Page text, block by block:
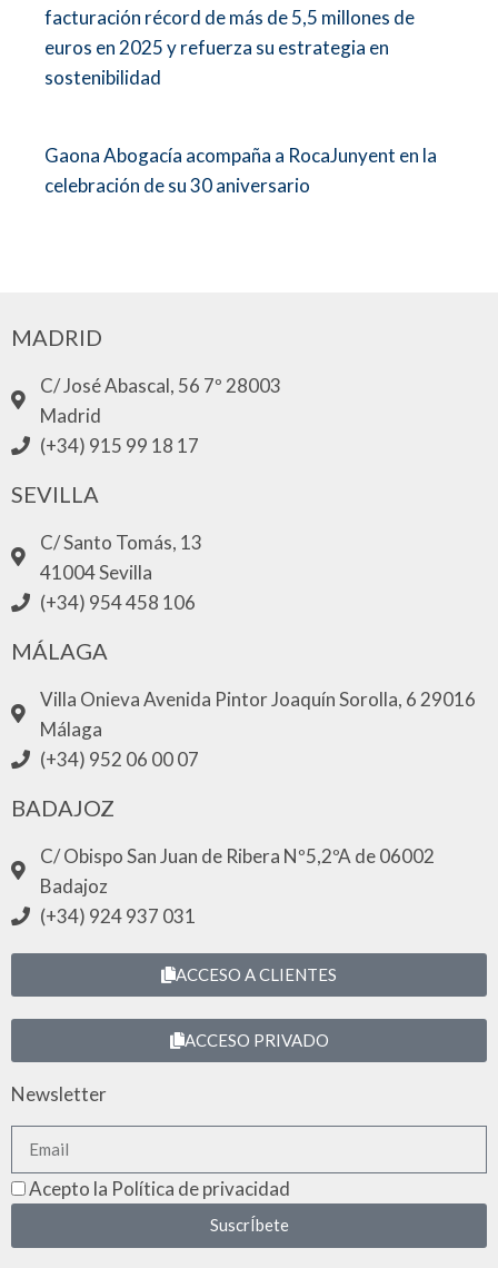
facturación récord de más de 5,5 millones de
euros en 2025 y refuerza su estrategia en
sostenibilidad
Gaona Abogacía acompaña a RocaJunyent en la
celebración de su 30 aniversario
MADRID
C/ José Abascal, 56 7º 28003
Madrid
(+34) 915 99 18 17
SEVILLA
C/ Santo Tomás, 13
41004 Sevilla
(+34) 954 458 106
MÁLAGA
Villa Onieva Avenida Pintor Joaquín Sorolla, 6 29016
Málaga
(+34) 952 06 00 07
BADAJOZ
C/ Obispo San Juan de Ribera Nº5,2ºA de 06002
Badajoz
(+34) 924 937 031
ACCESO A CLIENTES
ACCESO PRIVADO
Newsletter
Acepto la Política de privacidad
SuscrÍbete